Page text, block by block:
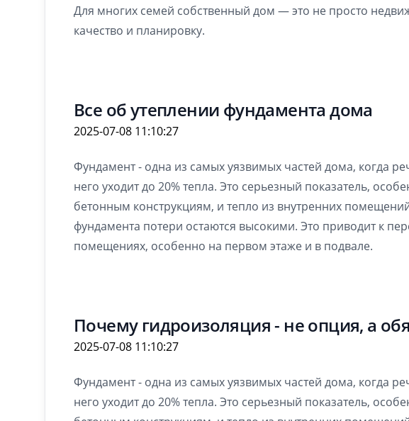
Для многих семей собственный дом — это не просто
качество и планировку.
Все об утеплении фундамента дома
2025-07-08 11:10:27
Фундамент - одна из самых уязвимых частей дома, когда
него уходит до 20% тепла. Это серьезный показатель,
бетонным конструкциям, и тепло из внутренних
фундамента потери остаются высокими. Это приводит к
помещениях, особенно на первом этаже и в подвале.
Почему гидроизоляция - не опция, а
2025-07-08 11:10:27
Фундамент - одна из самых уязвимых частей дома, когда
него уходит до 20% тепла. Это серьезный показатель,